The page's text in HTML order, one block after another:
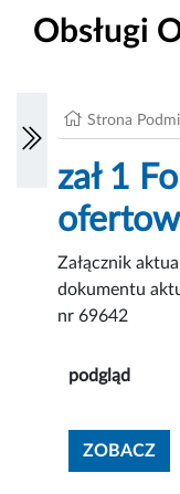
Obsługi
Strona
zał 1
Załącznik
dokumentu
nr 69642
podgląd
ZOBACZ